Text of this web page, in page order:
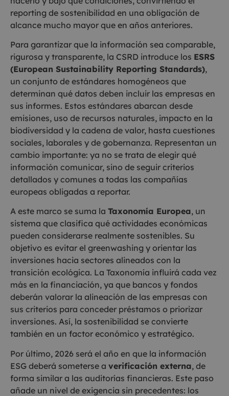
reporting de sostenibilidad en una obligación de
alcance mucho mayor que en años anteriores.
Para garantizar que la información sea comparable,
rigurosa y transparente, la CSRD introduce los ESRS
(European Sustainability Reporting Standards),
un conjunto de estándares homogéneos que
determinan qué datos deben incluir las empresas en
sus informes. Estos estándares abarcan desde
emisiones, uso de recursos naturales, impacto en la
biodiversidad y la cadena de valor, hasta cuestiones
sociales, laborales y de gobernanza. Representan un
cambio importante: ya no se trata de elegir qué
información comunicar, sino de seguir criterios
detallados y comunes a todas las compañías
europeas obligadas a reportar.
A este marco se suma la Taxonomía Europea, un
sistema que clasifica qué actividades económicas
pueden considerarse realmente sostenibles. Su
objetivo es evitar el greenwashing y orientar las
inversiones hacia sectores alineados con la
transición ecológica. La Taxonomía influirá cada vez
más en la financiación, ya que bancos y fondos
deberán valorar la alineación de las empresas con
sus criterios para conceder préstamos o priorizar
inversiones. Así, la sostenibilidad se convierte
también en un factor económico y estratégico.
Por último, 2026 será el año en que la información
ESG deberá someterse a verificación externa, de
forma similar a las auditorías financieras. Este paso
añade un nivel de exigencia sin precedentes: los